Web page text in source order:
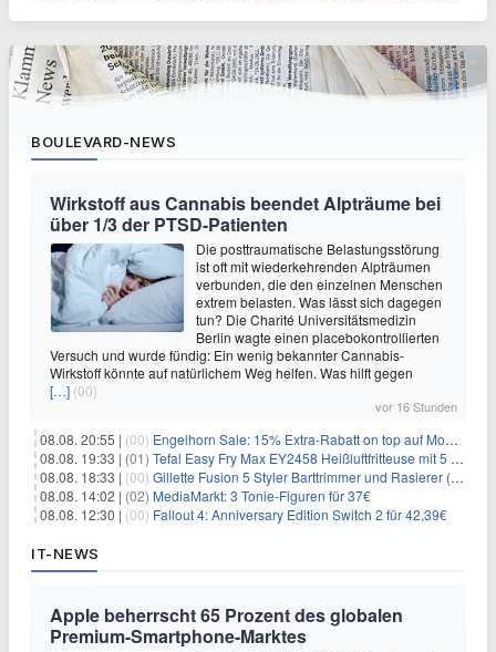
BOULEVARD-NEWS
Wirkstoff aus Cannabis beendet Alpträume bei
über 1/3 der PTSD-Patienten
Die posttraumatische Belastungsstörung
ist oft mit wiederkehrenden Alpträumen
verbunden, die den einzelnen Menschen
extrem belasten. Was lässt sich dagegen
tun? Die Charité Universitätsmedizin
Berlin wagte einen placebokontrollierten
Versuch und wurde fündig: Ein wenig bekannter Cannabis-
Wirkstoff könnte auf natürlichem Weg helfen. Was hilft gegen
[…] (00)
vor 16 Stunden
08.08. 20:55 | (00) Engelhorn Sale: 15% Extra-Rabatt on top auf Mode- und Sport-Artikel
08.08. 19:33 | (01) Tefal Easy Fry Max EY2458 Heißluftfritteuse mit 5 Litern für 64,99€
08.08. 18:33 | (00) Gillette Fusion 5 Styler Barttrimmer und Rasierer (All in One) für 16€
08.08. 14:02 | (02) MediaMarkt: 3 Tonie-Figuren für 37€
08.08. 12:30 | (00) Fallout 4: Anniversary Edition Switch 2 für 42,39€
IT-NEWS
Apple beherrscht 65 Prozent des globalen
Premium-Smartphone-Marktes